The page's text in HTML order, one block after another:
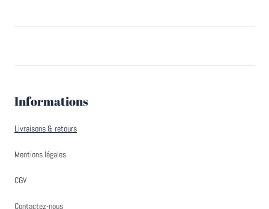
Informations
Livraisons & retours
Mentions légales
CGV
Contactez-nous